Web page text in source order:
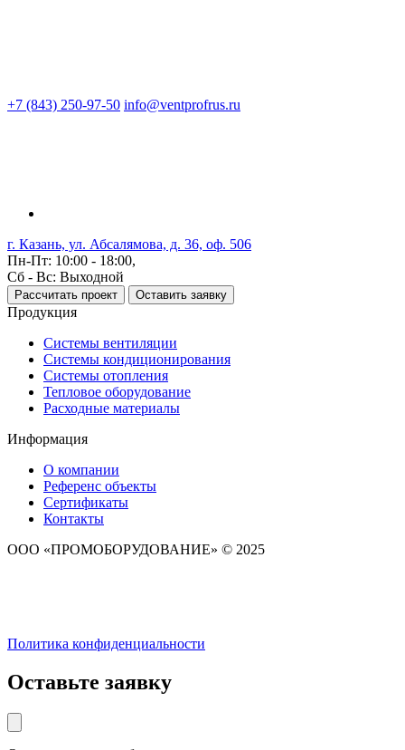
+7 (843) 250-97-50 info@ventprofrus.ru
г. Казань, ул. Абсалямова, д. 36, оф. 506
Пн-Пт: 10:00 - 18:00,
Сб - Вс: Выходной
Рассчитать проект Оставить заявку
Продукция
Системы вентиляции
Системы кондиционирования
Системы отопления
Тепловое оборудование
Расходные материалы
Информация
О компании
Референс объекты
Сертификаты
Контакты
ООО «ПРОМОБОРУДОВАНИЕ» © 2025
Политика конфиденциальности
Оставьте заявку